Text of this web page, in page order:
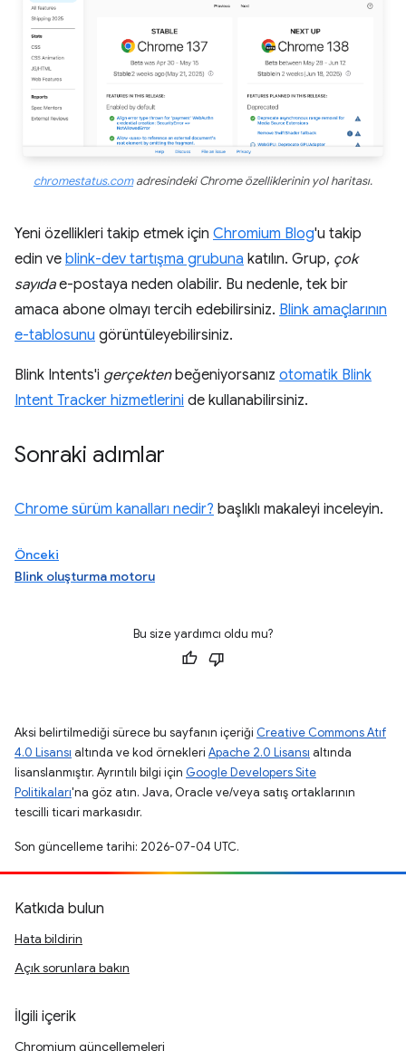
chromestatus.comadresindeki Chrome özelliklerinin yol haritası.
Yeni özellikleri takip etmek için Chromium Blog'u takip
edin ve blink-dev tartışma grubuna katılın. Grup, çok
sayıdae-postaya neden olabilir. Bu nedenle, tek bir
amaca abone olmayı tercih edebilirsiniz. Blink amaçlarının
e-tablosunu görüntüleyebilirsiniz.
Blink Intents'i gerçektenbeğeniyorsanız otomatik Blink
Intent Tracker hizmetlerini de kullanabilirsiniz.
Sonraki adımlar
Chrome sürüm kanalları nedir? başlıklı makaleyi inceleyin.
Önceki
Blink oluşturma motoru
Bu size yardımcı oldu mu?
Aksi belirtilmediği sürece bu sayfanın içeriği Creative Commons Atıf
4.0 Lisansı altında ve kod örnekleri Apache 2.0 Lisansı altında
lisanslanmıştır. Ayrıntılı bilgi için Google Developers Site
Politikaları'na göz atın. Java, Oracle ve/veya satış ortaklarının
tescilli ticari markasıdır.
Son güncelleme tarihi: 2026-07-04 UTC.
Katkıda bulun
Hata bildirin
Açık sorunlara bakın
İlgili içerik
Chromium güncellemeleri